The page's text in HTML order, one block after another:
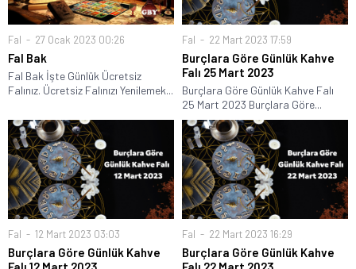
Fal 27 Ocak 2023 00:26
Fal Bak
Fal Bak İşte Günlük Ücretsiz
Falınız. Ücretsiz Falınızı Yenilemek...
Fal 22 Mart 2023 17:59
Burçlara Göre Günlük Kahve
Falı 25 Mart 2023
Burçlara Göre Günlük Kahve Falı
25 Mart 2023 Burçlara Göre...
Fal 12 Mart 2023 03:03
Burçlara Göre Günlük Kahve
Fal 22 Mart 2023 16:29
Burçlara Göre Günlük Kahve